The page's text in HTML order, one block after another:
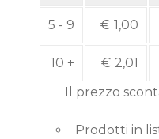
5 - 9 € 1,00
10 + € 2,01
Il prezzo
Prodotti in